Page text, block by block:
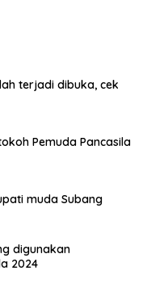
terjadi dibuka, cek
Pemuda Pancasila
muda Subang
digunakan
2024